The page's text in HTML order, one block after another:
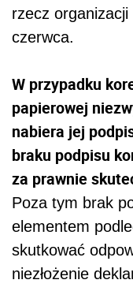
rzecz
czerwca.
W przypadku
papierowej
nabiera jej
braku podpisu
za prawnie
Poza tym brak
elementem
skutkować
niezłożenie